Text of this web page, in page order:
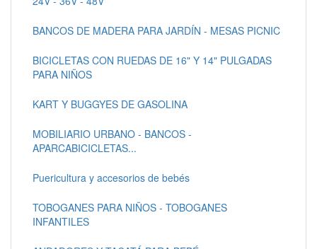
BANCOS DE MADERA PARA JARDÍN - MESAS PICNIC
BICICLETAS CON RUEDAS DE 16" Y 14" PULGADAS
PARA NIÑOS
KART Y BUGGYES DE GASOLINA
MOBILIARIO URBANO - BANCOS -
APARCABICICLETAS...
Puericultura y accesorios de bebés
TOBOGANES PARA NIÑOS - TOBOGANES
INFANTILES